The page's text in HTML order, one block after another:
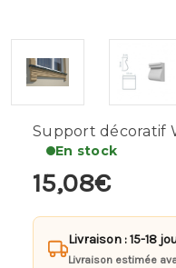
Support décoratif
En stock
15,08€
Livraison : 15-18
Livraison estimée